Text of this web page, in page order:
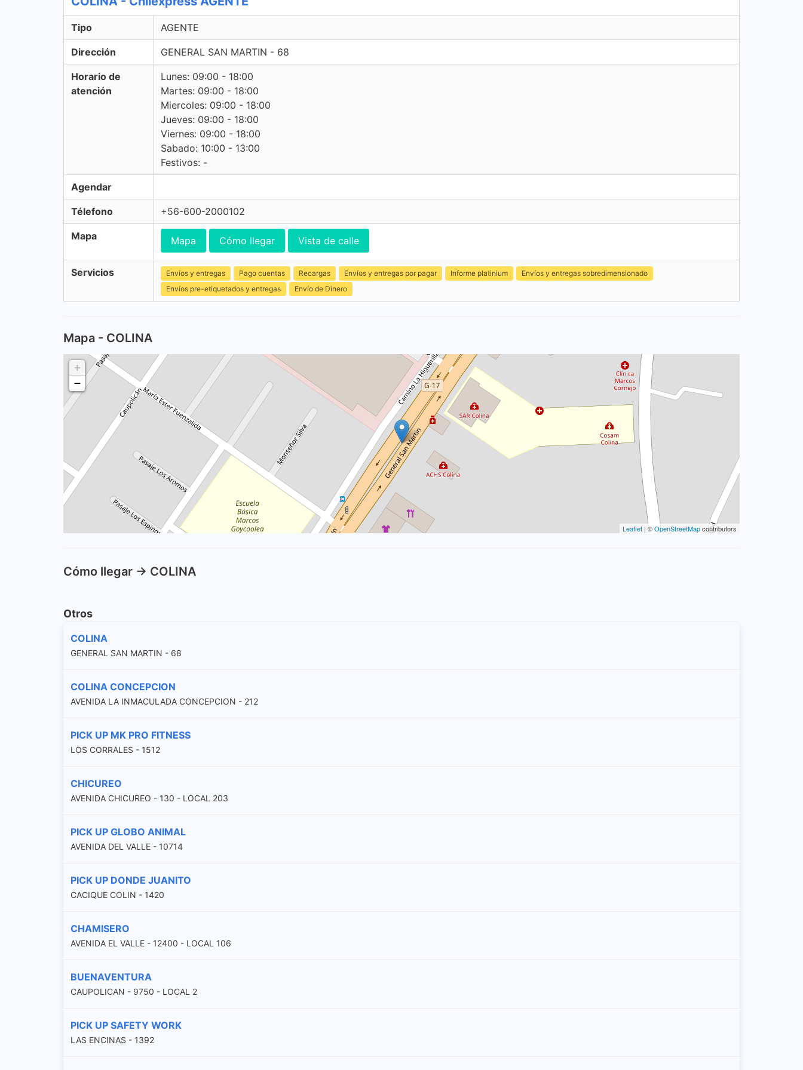
Tipo AGENTE
Dirección GENERAL SAN MARTIN - 68
Horario de
atención
Lunes: 09:00 - 18:00
Martes: 09:00 - 18:00
Miercoles: 09:00 - 18:00
Jueves: 09:00 - 18:00
Viernes: 09:00 - 18:00
Sabado: 10:00 - 13:00
Festivos: -
Agendar
Télefono +56-600-2000102
Mapa Mapa Cómo llegar Vista de calle
Servicios Envíos y entregas Pago cuentas Recargas Envíos y entregas por pagar Informe platinium
Envíos y entregas sobredimensionado
Envíos pre-etiquetados y entregas
Envío de Dinero
Mapa - COLINA
+
−
Leaflet | ©OpenStreetMapcontributors
Cómo llegar -> COLINA
Otros
COLINA
GENERAL SAN MARTIN - 68
COLINA CONCEPCION
AVENIDA LA INMACULADA CONCEPCION - 212
PICK UP MK PRO FITNESS
LOS CORRALES - 1512
CHICUREO
AVENIDA CHICUREO - 130 - LOCAL 203
PICK UP GLOBO ANIMAL
AVENIDA DEL VALLE - 10714
PICK UP DONDE JUANITO
CACIQUE COLIN - 1420
CHAMISERO
AVENIDA EL VALLE - 12400 - LOCAL 106
BUENAVENTURA
CAUPOLICAN - 9750 - LOCAL 2
PICK UP SAFETY WORK
LAS ENCINAS - 1392